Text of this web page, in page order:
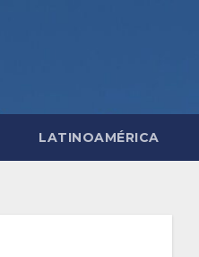
LATINOAMÉRICA